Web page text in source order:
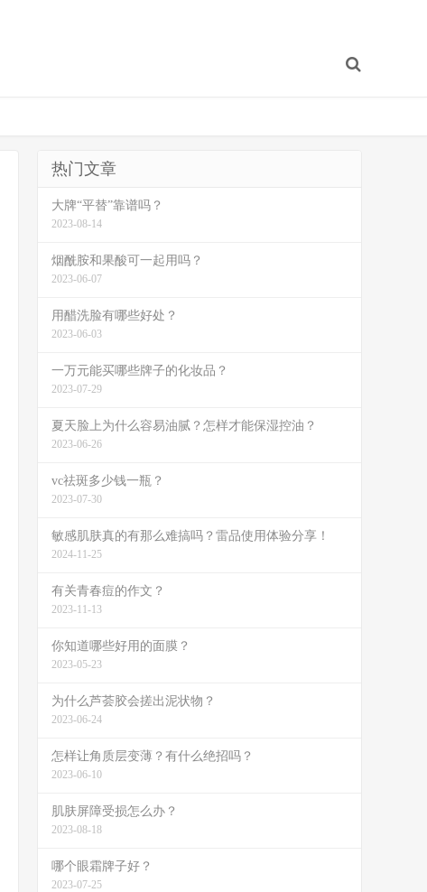
热门文章
大牌“平替”靠谱吗？
2023-08-14
烟酰胺和果酸可一起用吗？
2023-06-07
用醋洗脸有哪些好处？
2023-06-03
一万元能买哪些牌子的化妆品？
2023-07-29
夏天脸上为什么容易油腻？怎样才能保湿控油？
2023-06-26
vc祛斑多少钱一瓶？
2023-07-30
敏感肌肤真的有那么难搞吗？雷品使用体验分享！
2024-11-25
有关青春痘的作文？
2023-11-13
你知道哪些好用的面膜？
2023-05-23
为什么芦荟胶会搓出泥状物？
2023-06-24
怎样让角质层变薄？有什么绝招吗？
2023-06-10
肌肤屏障受损怎么办？
2023-08-18
哪个眼霜牌子好？
2023-07-25